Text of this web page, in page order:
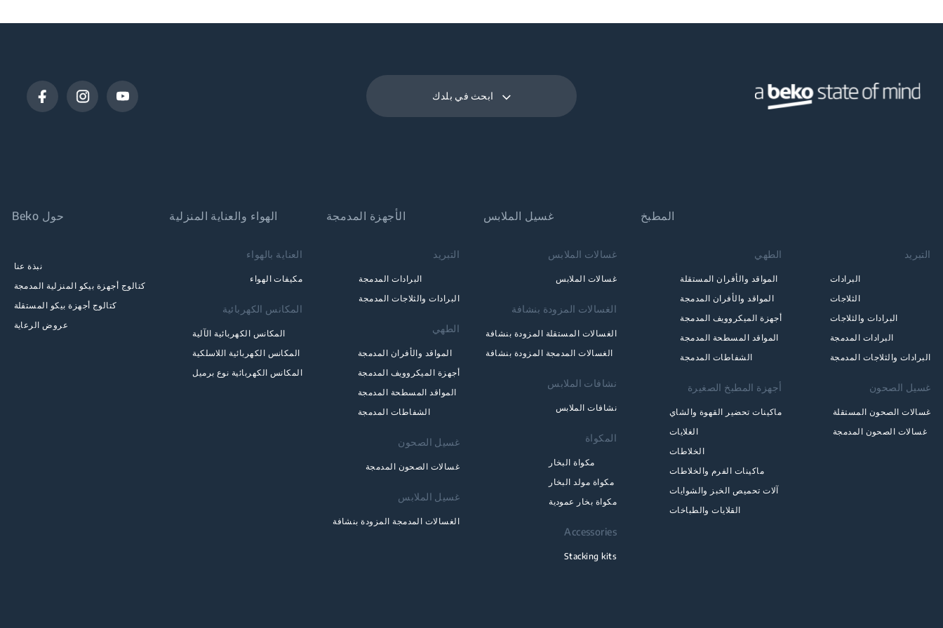
في الرف السفلي
في الرف السفلي
Sliding Detergent Dispenser: غطاء موزع سهل الفتح
ابحث في بلدك
المطبخ
التبريد
البرادات
الثلاجات
البرادات والثلاجات
البرادات المدمجة
البرادات والثلاجات المدمجة
الطهي
المواقد والأفران المستقلة
المواقد والأفران المدمجة
أجهزة الميكروويف المدمجة
المواقد المسطحة المدمجة
الشفاطات المدمجة
غسيل الصحون
غسالات الصحون المستقلة
غسالات الصحون المدمجة
أجهزة المطبخ الصغيرة
ماكينات تحضير القهوة والشاي
الغلايات
الخلاطات
ماكينات الفرم والخلاطات
آلات تحميص الخبز والشوايات
القلايات والطباخات
غسيل الملابس
غسالات الملابس
غسالات الملابس
الغسالات المزودة بنشافة
الغسالات المستقلة المزودة بنشافة
الغسالات المدمجة المزودة بنشافة
نشافات الملابس
نشافات الملابس
المكواة
مكواة البخار
مكواة مولد البخار
مكواة بخار عمودية
Accessories
Stacking kits
الأجهزة المدمجة
التبريد
البرادات المدمجة
البرادات والثلاجات المدمجة
الطهي
المواقد والأفران المدمجة
أجهزة الميكروويف المدمجة
المواقد المسطحة المدمجة
الشفاطات المدمجة
غسيل الصحون
غسالات الصحون المدمجة
غسيل الملابس
الغسالات المدمجة المزودة بنشافة
الهواء والعناية المنزلية
العناية بالهواء
مكيفات الهواء
المكانس الكهربائية
المكانس الكهربائية الآلية
المكانس الكهربائية اللاسلكية
المكانس الكهربائية نوع برميل
حول Beko
نبذة عنا
كتالوج أجهزة بيكو المنزلية المدمجة
كتالوج أجهزة بيكو المستقلة
عروض الرعاية